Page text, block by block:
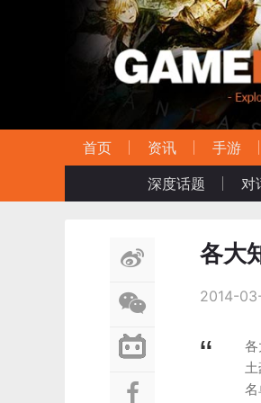
首页 资讯 手游
深度话题
对
各大
2014-
名